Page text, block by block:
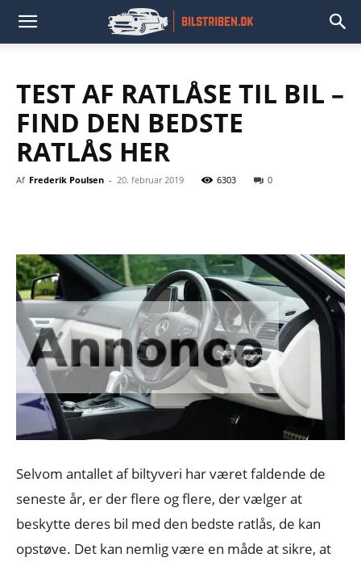
TEST AF RATLÅSE TIL BIL –
FIND DEN BEDSTE
RATLÅS HER
Af Frederik Poulsen - 20. februar 2019 6303 0
Selvom antallet af biltyveri har været faldende de
seneste år, er der flere og flere, der vælger at
beskytte deres bil med den bedste ratlås, de kan
opstøve. Det kan nemlig være en måde at sikre, at